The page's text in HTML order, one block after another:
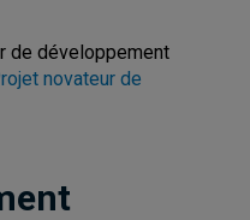
de développement
novateur de